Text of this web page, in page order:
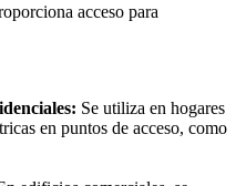
acceso para
Se utiliza en hogares
en puntos de acceso, como